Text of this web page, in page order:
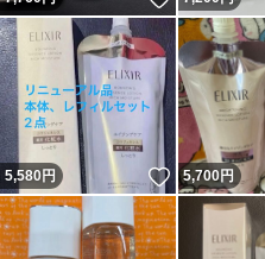
5,580円 いいね！
5,700円